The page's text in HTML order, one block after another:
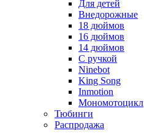
Для детей
Внедорожные
18 дюймов
16 дюймов
14 дюймов
С ручкой
Ninebot
King Song
Inmotion
Мономотоцикл
Тюбинги
Распродажа